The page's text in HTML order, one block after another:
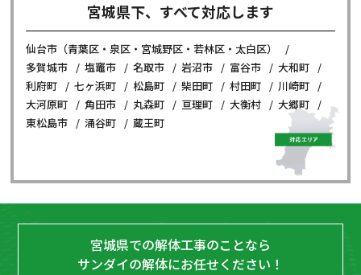
宮城県下、すべて対応します
仙台市（青葉区・泉区・宮城野区・若林区・太白区）
多賀城市
塩竈市 名取市 岩沼市 富谷市
大和町
利府町
七ヶ浜町 松島町 柴田町 村田町
川崎町
大河原町
角田市 丸森町 亘理町 大衡村
大郷町
東松島市
涌谷町 蔵王町
宮城県での解体工事のことなら
サンダイの解体にお任せください！